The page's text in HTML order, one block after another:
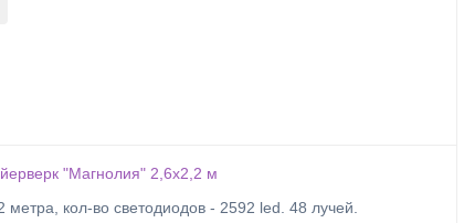
"Магнолия" 2,6х2,2 м
метра, кол-во светодиодов - 2592 led. 48 лучей.